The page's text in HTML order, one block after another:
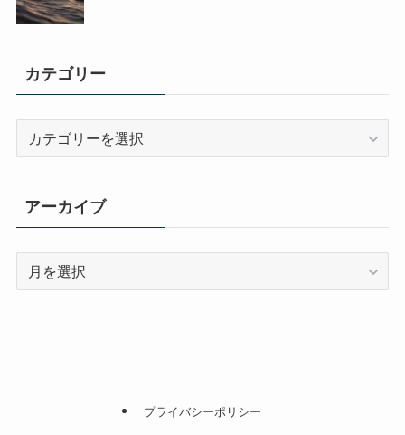
カテゴリー
リ
ー
アーカイブ
プライバシーポリシー